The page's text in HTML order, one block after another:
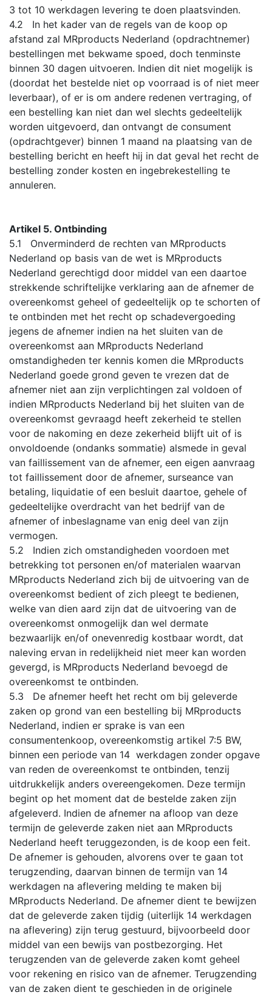
3 tot 10 werkdagen levering te doen plaatsvinden.
4.2 In het kader van de regels van de koop op
afstand zal MRproducts Nederland (opdrachtnemer)
bestellingen met bekwame spoed, doch tenminste
binnen 30 dagen uitvoeren. Indien dit niet mogelijk is
(doordat het bestelde niet op voorraad is of niet meer
leverbaar), of er is om andere redenen vertraging, of
een bestelling kan niet dan wel slechts gedeeltelijk
worden uitgevoerd, dan ontvangt de consument
(opdrachtgever) binnen 1 maand na plaatsing van de
bestelling bericht en heeft hij in dat geval het recht de
bestelling zonder kosten en ingebrekestelling te
annuleren.
Artikel 5. Ontbinding
5.1 Onverminderd de rechten van MRproducts
Nederland op basis van de wet is MRproducts
Nederland gerechtigd door middel van een daartoe
strekkende schriftelijke verklaring aan de afnemer de
overeenkomst geheel of gedeeltelijk op te schorten of
te ontbinden met het recht op schadevergoeding
jegens de afnemer indien na het sluiten van de
overeenkomst aan MRproducts Nederland
omstandigheden ter kennis komen die MRproducts
Nederland goede grond geven te vrezen dat de
afnemer niet aan zijn verplichtingen zal voldoen of
indien MRproducts Nederland bij het sluiten van de
overeenkomst gevraagd heeft zekerheid te stellen
voor de nakoming en deze zekerheid blijft uit of is
onvoldoende (ondanks sommatie) alsmede in geval
van faillissement van de afnemer, een eigen aanvraag
tot faillissement door de afnemer, surseance van
betaling, liquidatie of een besluit daartoe, gehele of
gedeeltelijke overdracht van het bedrijf van de
afnemer of inbeslagname van enig deel van zijn
vermogen.
5.2 Indien zich omstandigheden voordoen met
betrekking tot personen en/of materialen waarvan
MRproducts Nederland zich bij de uitvoering van de
overeenkomst bedient of zich pleegt te bedienen,
welke van dien aard zijn dat de uitvoering van de
overeenkomst onmogelijk dan wel dermate
bezwaarlijk en/of onevenredig kostbaar wordt, dat
naleving ervan in redelijkheid niet meer kan worden
gevergd, is MRproducts Nederland bevoegd de
overeenkomst te ontbinden.
5.3 De afnemer heeft het recht om bij geleverde
zaken op grond van een bestelling bij MRproducts
Nederland, indien er sprake is van een
consumentenkoop, overeenkomstig artikel 7:5 BW,
binnen een periode van 14 werkdagen zonder opgave
van reden de overeenkomst te ontbinden, tenzij
uitdrukkelijk anders overeengekomen. Deze termijn
begint op het moment dat de bestelde zaken zijn
afgeleverd. Indien de afnemer na afloop van deze
termijn de geleverde zaken niet aan MRproducts
Nederland heeft teruggezonden, is de koop een feit.
De afnemer is gehouden, alvorens over te gaan tot
terugzending, daarvan binnen de termijn van 14
werkdagen na aflevering melding te maken bij
MRproducts Nederland. De afnemer dient te bewijzen
dat de geleverde zaken tijdig (uiterlijk 14 werkdagen
na aflevering) zijn terug gestuurd, bijvoorbeeld door
middel van een bewijs van postbezorging. Het
terugzenden van de geleverde zaken komt geheel
voor rekening en risico van de afnemer. Terugzending
van de zaken dient te geschieden in de originele